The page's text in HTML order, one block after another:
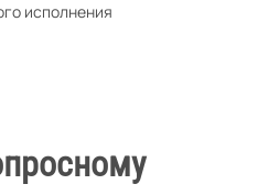
исполнения